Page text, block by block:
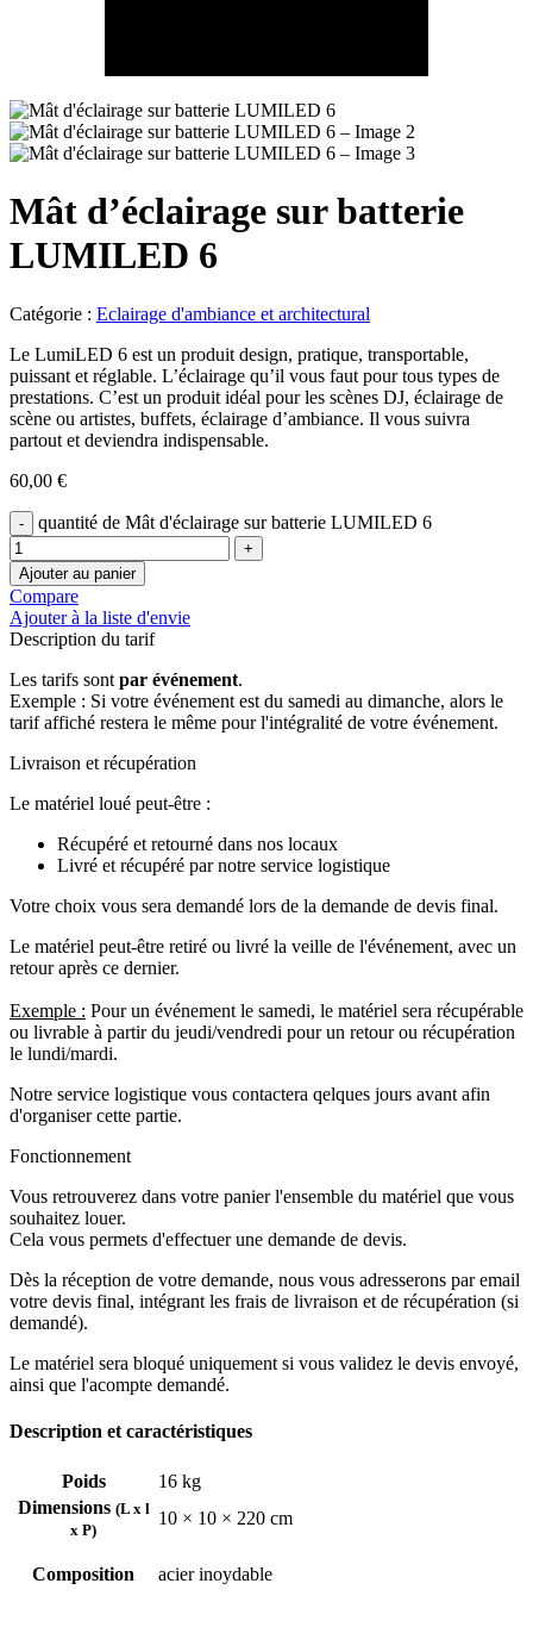
Mât d’éclairage sur batterie
LUMILED 6
Catégorie : Eclairage d'ambiance et architectural
Le LumiLED 6 est un produit design, pratique, transportable,
puissant et réglable. L’éclairage qu’il vous faut pour tous types de
prestations. C’est un produit idéal pour les scènes DJ, éclairage de
scène ou artistes, buffets, éclairage d’ambiance. Il vous suivra
partout et deviendra indispensable.
60,00 €
quantité de Mât d'éclairage sur batterie LUMILED 6
Ajouter au panier
Compare
Ajouter à la liste d'envie
Description du tarif
Les tarifs sont par événement.
Exemple : Si votre événement est du samedi au dimanche, alors le
tarif affiché restera le même pour l'intégralité de votre événement.
Livraison et récupération
Le matériel loué peut-être :
Récupéré et retourné dans nos locaux
Livré et récupéré par notre service logistique
Votre choix vous sera demandé lors de la demande de devis final.
Le matériel peut-être retiré ou livré la veille de l'événement, avec un
retour après ce dernier.
Exemple : Pour un événement le samedi, le matériel sera récupérable
ou livrable à partir du jeudi/vendredi pour un retour ou récupération
le lundi/mardi.
Notre service logistique vous contactera qelques jours avant afin
d'organiser cette partie.
Fonctionnement
Vous retrouverez dans votre panier l'ensemble du matériel que vous
souhaitez louer.
Cela vous permets d'effectuer une demande de devis.
Dès la réception de votre demande, nous vous adresserons par email
votre devis final, intégrant les frais de livraison et de récupération (si
demandé).
Le matériel sera bloqué uniquement si vous validez le devis envoyé,
ainsi que l'acompte demandé.
Description et caractéristiques
Poids
16 kg
Dimensions (L x l
x P)
10 × 10 × 220 cm
Composition acier inoydable